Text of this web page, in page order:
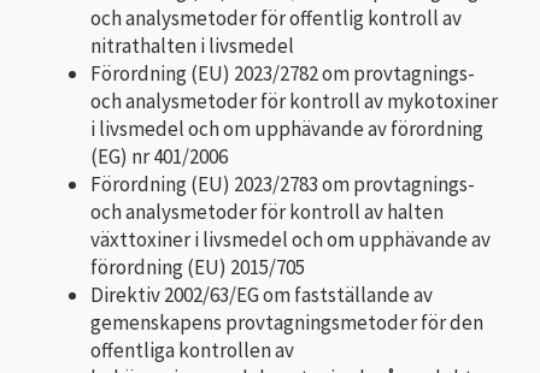
och analysmetoder för offentlig kontroll av
nitrathalten i livsmedel
Förordning (EU) 2023/2782 om provtagnings-
och analysmetoder för kontroll av mykotoxiner
i livsmedel och om upphävande av förordning
(EG) nr 401/2006
Förordning (EU) 2023/2783 om provtagnings-
och analysmetoder för kontroll av halten
växttoxiner i livsmedel och om upphävande av
förordning (EU) 2015/705
Direktiv 2002/63/EG om fastställande av
gemenskapens provtagningsmetoder för den
offentliga kontrollen av